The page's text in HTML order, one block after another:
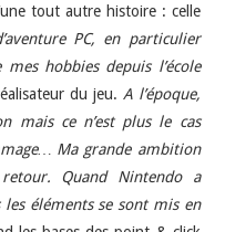
tout autre histoire : celle
PC, en particulier
hobbies depuis l’école
du jeu. A l’époque,
mais ce n’est plus le cas
Ma grande ambition
Quand Nintendo a
éléments se sont mis en